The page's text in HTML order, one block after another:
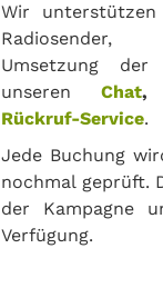
Wir
Radiosender,
Umsetzung der
unseren Chat
Rückruf-Service.
Jede Buchung
nochmal geprüft.
der Kampagne
Verfügung.